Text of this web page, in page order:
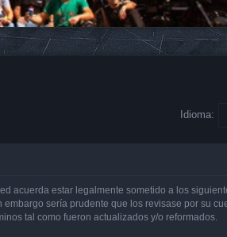
Idioma:
acuerda estar legalmente sometido a los
sería prudente que los revisase por su
tal como fueron actualizados y/o reformados.